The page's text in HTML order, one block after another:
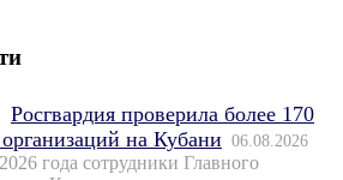
Росгвардия проверила более 170
на Кубани 06.08.2026
года сотрудники Главного